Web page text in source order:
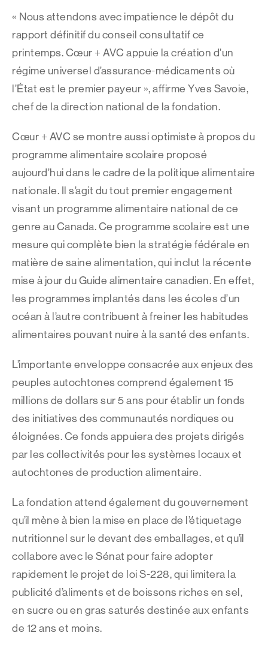
« Nous attendons avec impatience le dépôt du
rapport définitif du conseil consultatif ce
printemps. Cœur + AVC appuie la création d’un
régime universel d’assurance-médicaments où
l’État est le premier payeur », affirme Yves Savoie,
chef de la direction national de la fondation.
Cœur + AVC se montre aussi optimiste à propos du
programme alimentaire scolaire proposé
aujourd’hui dans le cadre de la politique alimentaire
nationale. Il s’agit du tout premier engagement
visant un programme alimentaire national de ce
genre au Canada. Ce programme scolaire est une
mesure qui complète bien la stratégie fédérale en
matière de saine alimentation, qui inclut la récente
mise à jour du Guide alimentaire canadien. En effet,
les programmes implantés dans les écoles d’un
océan à l’autre contribuent à freiner les habitudes
alimentaires pouvant nuire à la santé des enfants.
L’importante enveloppe consacrée aux enjeux des
peuples autochtones comprend également 15
millions de dollars sur 5 ans pour établir un fonds
des initiatives des communautés nordiques ou
éloignées. Ce fonds appuiera des projets dirigés
par les collectivités pour les systèmes locaux et
autochtones de production alimentaire.
La fondation attend également du gouvernement
qu’il mène à bien la mise en place de l’étiquetage
nutritionnel sur le devant des emballages, et qu’il
collabore avec le Sénat pour faire adopter
rapidement le projet de loi S-228, qui limitera la
publicité d’aliments et de boissons riches en sel,
en sucre ou en gras saturés destinée aux enfants
de 12 ans et moins.